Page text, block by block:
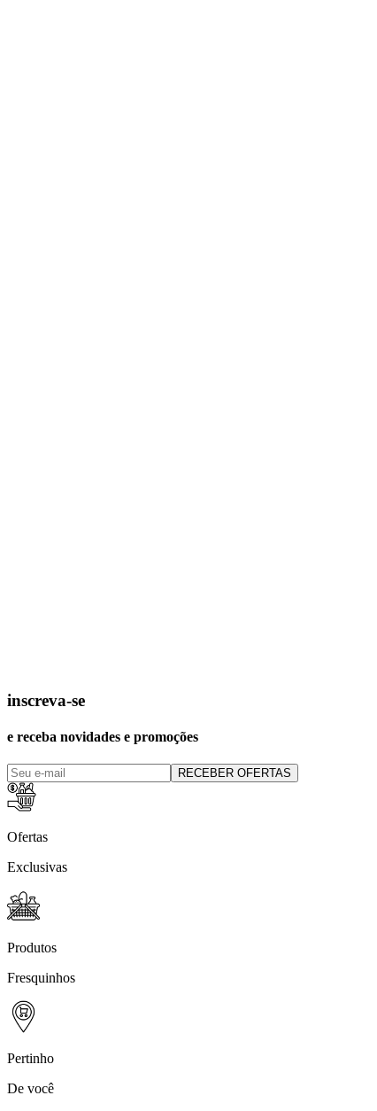
inscreva-se
e receba novidades e promoções
RECEBER OFERTAS
Ofertas
Exclusivas
Produtos
Fresquinhos
Pertinho
De você